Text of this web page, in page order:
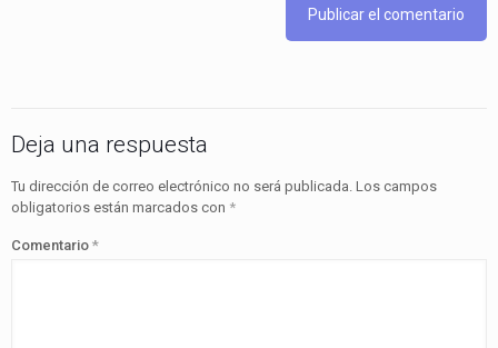
Deja una respuesta
Tu dirección de correo electrónico no será publicada. Los campos
obligatorios están marcados con *
Comentario *